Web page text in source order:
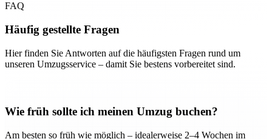
FAQ
Häufig gestellte Fragen
Hier finden Sie Antworten auf die häufigsten Fragen rund um
unseren Umzugsservice – damit Sie bestens vorbereitet sind.
Wie früh sollte ich meinen Umzug buchen?
Am besten so früh wie möglich – idealerweise 2–4 Wochen im